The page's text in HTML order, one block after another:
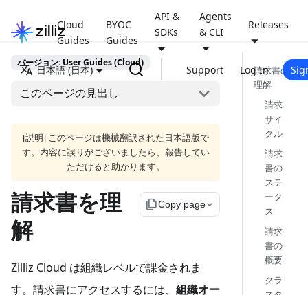
Cloud
Guides
BYOC
Guides
API &
SDKs
Agents
& CLI
Releases
日本語 (日本) Support Log In
バージョン: User Guides (Cloud)
このページの見出し
[説明] このページは機械翻訳された日本語版で
す。内容に誤りがございましたら、報告してい
ただけると助かります。
請求書を理
解
file_copyCopy page
Zilliz Cloud は組織レベルで課金されま
す。請求書にアクセスするには、 組織オー
請求書の
理解
請求
サイ
クル
請求
書の
ステ
ータ
ス
請求
書の
概要
クラ